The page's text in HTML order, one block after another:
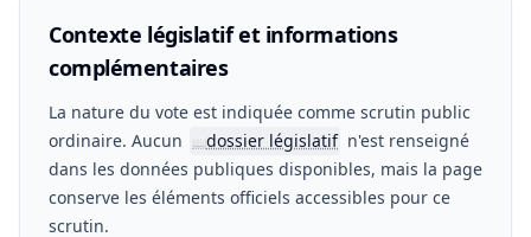
Contexte législatif et informations
complémentaires
La nature du vote est indiquée comme scrutin public
ordinaire. Aucun
📖dossier législatif n'est renseigné
dans les données publiques disponibles, mais la page
conserve les éléments officiels accessibles pour ce
scrutin.